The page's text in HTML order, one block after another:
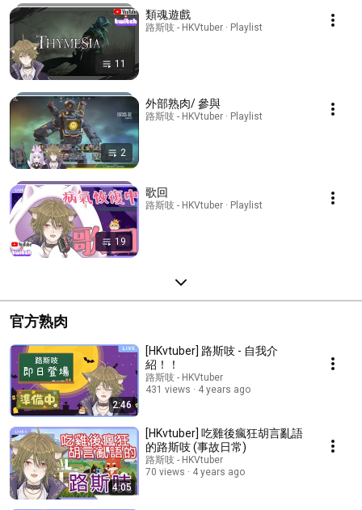
11
類魂遊戲
路斯吱 - HKVtuber · Playlist
2
外部熟肉/ 參與
路斯吱 - HKVtuber · Playlist
19
歌回
路斯吱 - HKVtuber · Playlist
官方熟肉
2:46
[HKvtuber] 路斯吱 - 自我介
紹！！
路斯吱 - HKVtuber
431 views
4 years ago
4:05
[HKvtuber] 吃雞後瘋狂胡言亂語
的路斯吱 (事故日常)
路斯吱 - HKVtuber
70 views
4 years ago